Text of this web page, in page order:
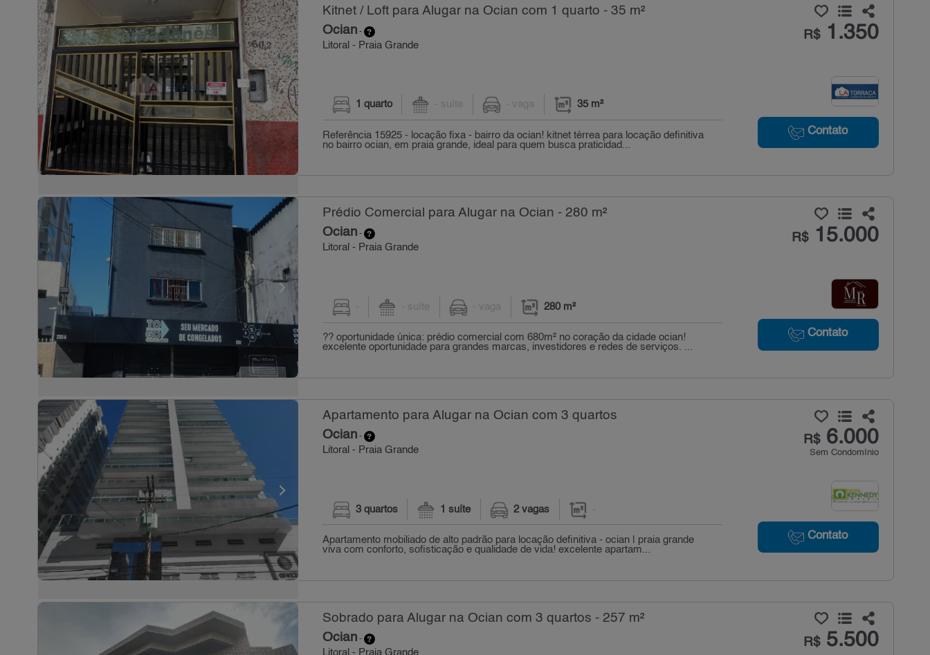
Kitnet / Loft para Alugar na Ocian com 1 quarto - 35 m²
Ocian -
Litoral - Praia Grande
R$1.350
Contato
1 quarto - suíte - vaga 35 m²
Referência 15925 - locação fixa - bairro da ocian! kitnet térrea para locação definitiva
no bairro ocian, em praia grande, ideal para quem busca praticidad...
Prédio Comercial para Alugar na Ocian - 280 m²
Ocian -
Litoral - Praia Grande
R$15.000
Contato
- - suíte - vaga 280 m²
?? oportunidade única: prédio comercial com 680m² no coração da cidade ocian!
excelente oportunidade para grandes marcas, investidores e redes de serviços. ...
Apartamento para Alugar na Ocian com 3 quartos
Ocian -
Litoral - Praia Grande
R$6.000
Sem Condomínio
Contato
3 quartos 1 suíte 2 vagas -
Apartamento mobiliado de alto padrão para locação definitiva - ocian | praia grande
viva com conforto, sofisticação e qualidade de vida! excelente apartam...
Sobrado para Alugar na Ocian com 3 quartos - 257 m²
Ocian -
Litoral - Praia Grande
R$5.500